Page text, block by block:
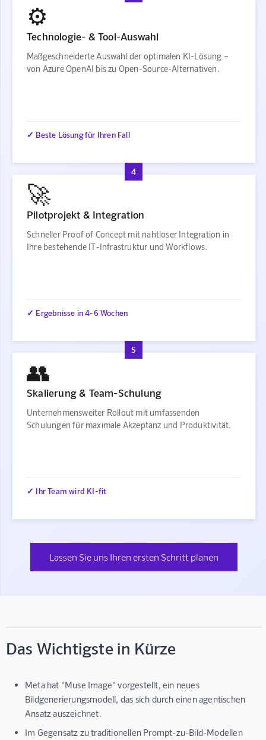
⚙️
Technologie- & Tool-Auswahl
Maßgeschneiderte Auswahl der optimalen KI-Lösung –
von Azure OpenAI bis zu Open-Source-Alternativen.
✓ Beste Lösung für Ihren Fall
4
🚀
Pilotprojekt & Integration
Schneller Proof of Concept mit nahtloser Integration in
Ihre bestehende IT-Infrastruktur und Workflows.
✓ Ergebnisse in 4-6 Wochen
5
👥
Skalierung & Team-Schulung
Unternehmensweiter Rollout mit umfassenden
Schulungen für maximale Akzeptanz und Produktivität.
✓ Ihr Team wird KI-fit
Lassen Sie uns Ihren ersten Schritt planen
Das Wichtigste in Kürze
Meta hat "Muse Image" vorgestellt, ein neues
Bildgenerierungsmodell, das sich durch einen agentischen
Ansatz auszeichnet.
Im Gegensatz zu traditionellen Prompt-zu-Bild-Modellen